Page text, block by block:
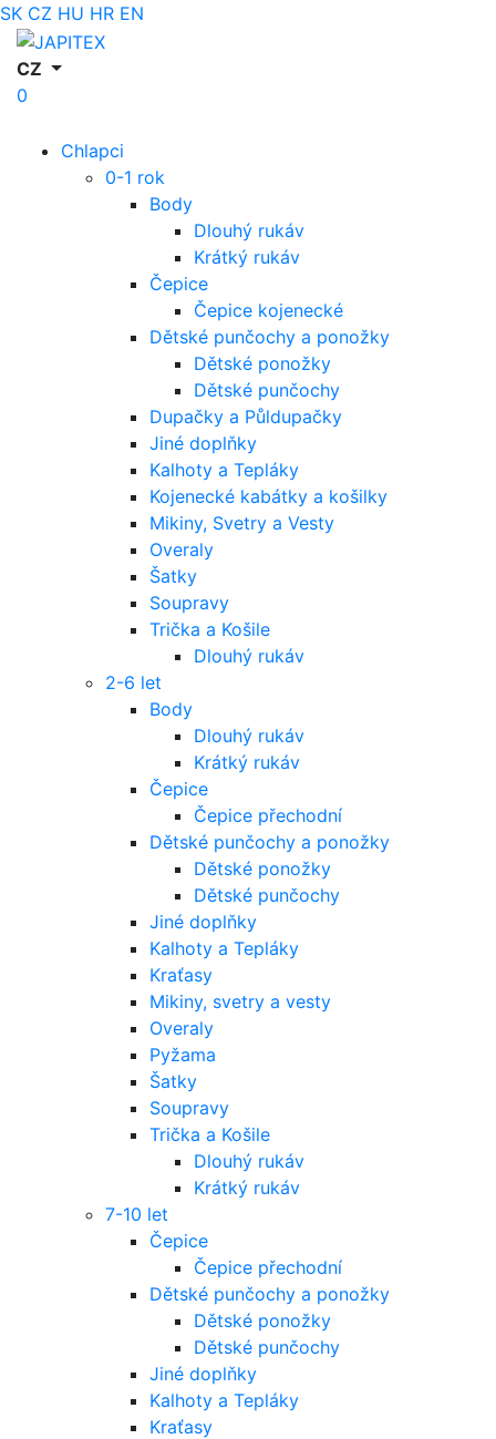
SK CZ HU HR EN
CZ
0
Chlapci
0-1 rok
Body
Dlouhý rukáv
Krátký rukáv
Čepice
Čepice kojenecké
Dětské punčochy a ponožky
Dětské ponožky
Dětské punčochy
Dupačky a Půldupačky
Jiné doplňky
Kalhoty a Tepláky
Kojenecké kabátky a košilky
Mikiny, Svetry a Vesty
Overaly
Šatky
Soupravy
Trička a Košile
Dlouhý rukáv
2-6 let
Body
Dlouhý rukáv
Krátký rukáv
Čepice
Čepice přechodní
Dětské punčochy a ponožky
Dětské ponožky
Dětské punčochy
Jiné doplňky
Kalhoty a Tepláky
Kraťasy
Mikiny, svetry a vesty
Overaly
Pyžama
Šatky
Soupravy
Trička a Košile
Dlouhý rukáv
Krátký rukáv
7-10 let
Čepice
Čepice přechodní
Dětské punčochy a ponožky
Dětské ponožky
Dětské punčochy
Jiné doplňky
Kalhoty a Tepláky
Kraťasy